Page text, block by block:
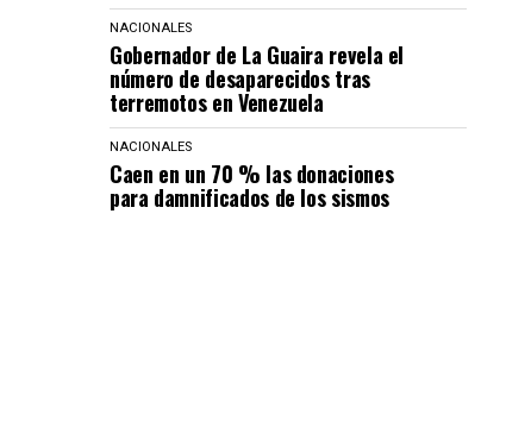
NACIONALES
Gobernador de La Guaira revela el
número de desaparecidos tras
terremotos en Venezuela
NACIONALES
Caen en un 70 % las donaciones
para damnificados de los sismos